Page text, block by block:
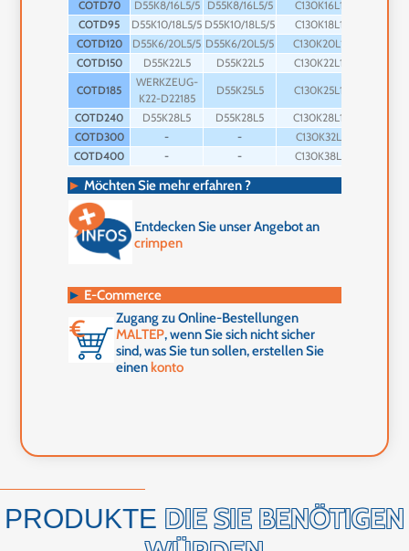
COTD70 D55K8/16L5/5 D55K8/16L5/5 C130K16L12
COTD95
D55K10/18L5/5 D55K10/18L5/5 C130K18L12
COTD120
D55K6/20L5/5 D55K6/20L5/5 C130K20L12
COTD150
D55K22L5 D55K22L5 C130K22L14
COTD185
WERKZEUG-
K22-D22185
D55K25L5 C130K25L14
COTD240
D55K28L5 D55K28L5 C130K28L14
COTD300
- - C130K32L5
COTD400
- - C130K38L9
► Möchten Sie mehr erfahren ?
Entdecken Sie unser Angebot an
crimpen
► E-Commerce
Zugang zu Online-Bestellungen
MALTEP, wenn Sie sich nicht sicher
sind, was Sie tun sollen, erstellen Sie
einen konto
PRODUKTE DIE SIE BENÖTIGEN